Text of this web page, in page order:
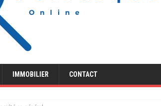
IMMOBILIER CONTACT